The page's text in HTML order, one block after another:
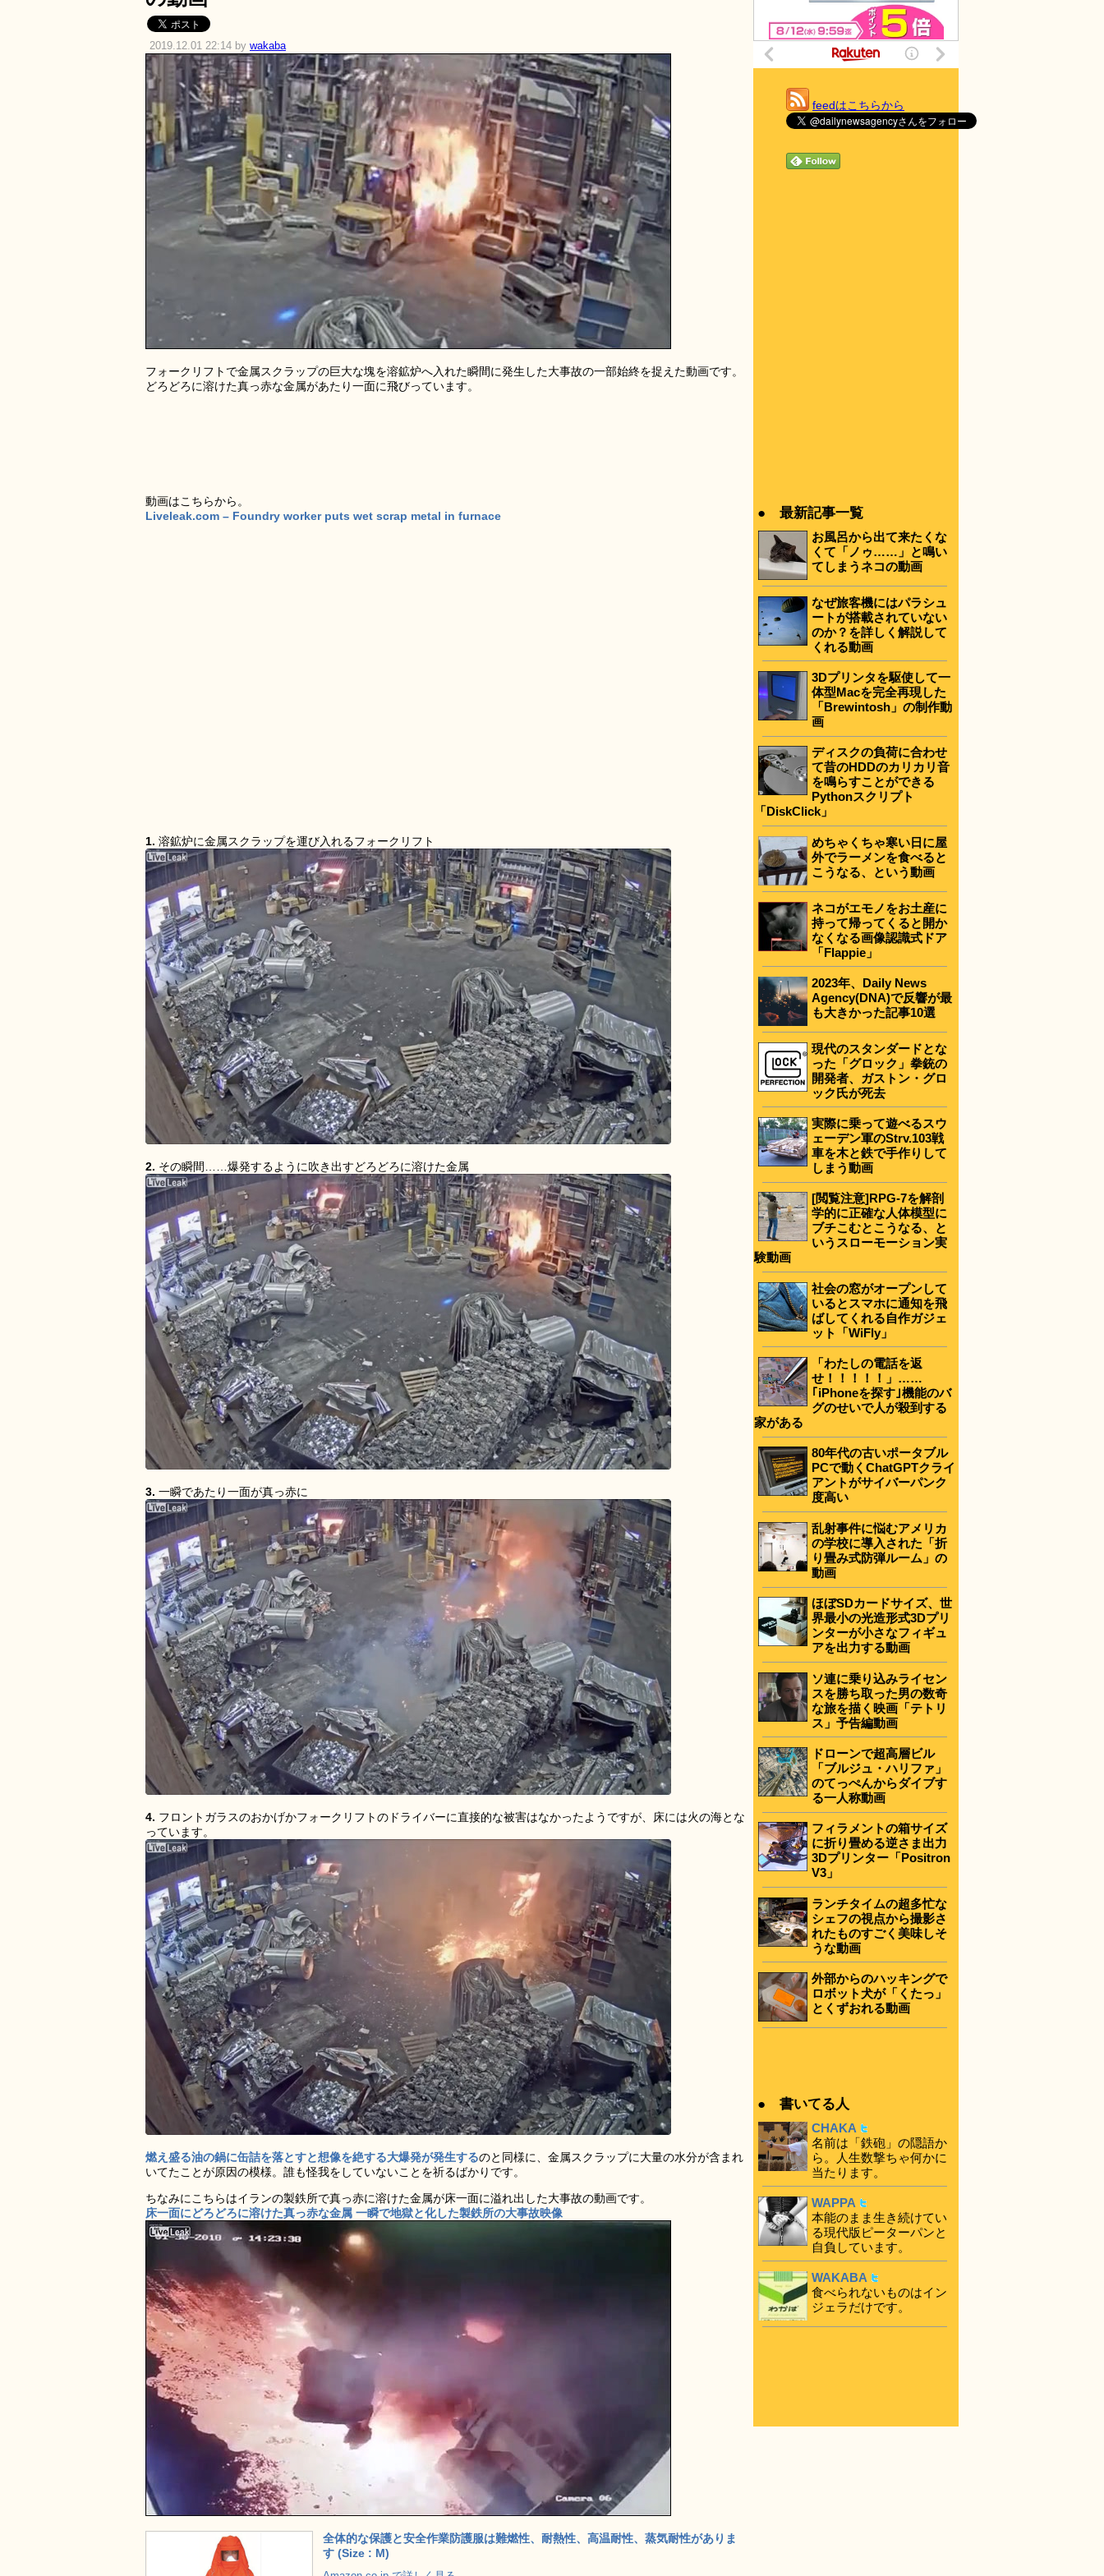
2019.12.01 22:14 by wakaba
フォークリフトで金属スクラップの巨大な塊を溶鉱炉へ入れた瞬間に発生した大事故の一部始終を捉えた動画です。
どろどろに溶けた真っ赤な金属があたり一面に飛びっています。
動画はこちらから。
Liveleak.com – Foundry worker puts wet scrap metal in furnace
1. 溶鉱炉に金属スクラップを運び入れるフォークリフト
2. その瞬間……爆発するように吹き出すどろどろに溶けた金属
3. 一瞬であたり一面が真っ赤に
4. フロントガラスのおかげかフォークリフトのドライバーに直接的な被害はなかったようですが、床には火の海とな
っています。
燃え盛る油の鍋に缶詰を落とすと想像を絶する大爆発が発生するのと同様に、金属スクラップに大量の水分が含まれ
いてたことが原因の模様。誰も怪我をしていないことを祈るばかりです。
ちなみにこちらはイランの製鉄所で真っ赤に溶けた金属が床一面に溢れ出した大事故の動画です。
床一面にどろどろに溶けた真っ赤な金属 一瞬で地獄と化した製鉄所の大事故映像
全体的な保護と安全作業防護服は難燃性、耐熱性、高温耐性、蒸気耐性がありま
す (Size : M)
feedはこちらから
● 最新記事一覧
お風呂から出て来たくな
くて「ノゥ……」と鳴い
てしまうネコの動画
なぜ旅客機にはパラシュ
ートが搭載されていない
のか？を詳しく解説して
くれる動画
3Dプリンタを駆使して一
体型Macを完全再現した
「Brewintosh」の制作動
画
ディスクの負荷に合わせ
て昔のHDDのカリカリ音
を鳴らすことができる
Pythonスクリプト
「DiskClick」
めちゃくちゃ寒い日に屋
外でラーメンを食べると
こうなる、という動画
ネコがエモノをお土産に
持って帰ってくると開か
なくなる画像認識式ドア
「Flappie」
2023年、Daily News
Agency(DNA)で反響が最
も大きかった記事10選
現代のスタンダードとな
った「グロック」拳銃の
開発者、ガストン・グロ
ック氏が死去
実際に乗って遊べるスウ
ェーデン軍のStrv.103戦
車を木と鉄で手作りして
しまう動画
[閲覧注意]RPG-7を解剖
学的に正確な人体模型に
ブチこむとこうなる、と
いうスローモーション実
験動画
社会の窓がオープンして
いるとスマホに通知を飛
ばしてくれる自作ガジェ
ット「WiFly」
「わたしの電話を返
せ！！！！！」……
｢iPhoneを探す｣機能のバ
グのせいで人が殺到する
家がある
80年代の古いポータブル
PCで動くChatGPTクライ
アントがサイバーパンク
度高い
乱射事件に悩むアメリカ
の学校に導入された「折
り畳み式防弾ルーム」の
動画
ほぼSDカードサイズ、世
界最小の光造形式3Dプリ
ンターが小さなフィギュ
アを出力する動画
ソ連に乗り込みライセン
スを勝ち取った男の数奇
な旅を描く映画「テトリ
ス」予告編動画
ドローンで超高層ビル
「ブルジュ・ハリファ」
のてっぺんからダイブす
る一人称動画
フィラメントの箱サイズ
に折り畳める逆さま出力
3Dプリンター「Positron
V3」
ランチタイムの超多忙な
シェフの視点から撮影さ
れたものすごく美味しそ
うな動画
外部からのハッキングで
ロボット犬が「くたっ」
とくずおれる動画
● 書いてる人
CHAKA
名前は「鉄砲」の隠語か
ら。人生数撃ちゃ何かに
当たります。
WAPPA
本能のまま生き続けてい
る現代版ピーターパンと
自負しています。
WAKABA
食べられないものはイン
ジェラだけです。